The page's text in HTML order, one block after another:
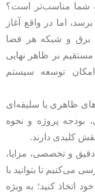
شما مناسب‌تر است؟
اما در واقع آغاز
برق و شبکه هر فضا
مستقیم بر ظاهر نهایی
توسعه سیستم
ظاهری یا سلیقه‌ای
بودجه پروژه و نحوه
کلیدی دارند.
دقیق و تخصصی، مزایا،
می‌کنیم تا بتوانید با
اتخاذ کنید؛ به‌ ویژه